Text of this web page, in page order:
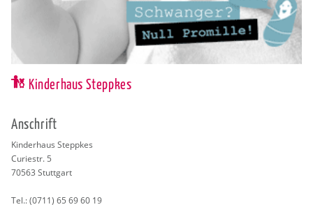
Kinderhaus Steppkes
An­schrift
Kin­der­haus Stepp­kes
Cu­rie­str. 5
70563 Stutt­gart
Tel.:(0711) 65 69 60 19